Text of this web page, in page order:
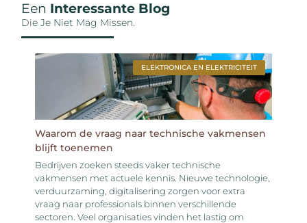
Een Interessante Blog
Die Je Niet Mag Missen.
ELEKTRONICA EN ELEKTRICITEIT
Waarom de vraag naar technische vakmensen
blijft toenemen
Bedrijven zoeken steeds vaker technische
vakmensen met actuele kennis. Nieuwe technologie,
verduurzaming, digitalisering zorgen voor extra
vraag naar professionals binnen verschillende
sectoren. Veel organisaties vinden het lastig om